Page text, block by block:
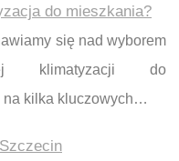
do mieszkania?
się nad wyborem
klimatyzacji do
na kilka kluczowych…